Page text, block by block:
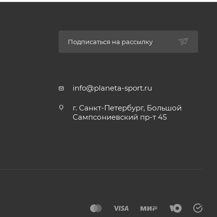
Подписаться на рассылку
info@planeta-sport.ru
г. Санкт-Петербург, Большой
Сампсониевский пр-т 45